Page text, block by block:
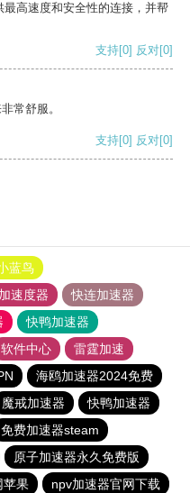
高速度和安全性的连接，并帮
支持[0] 反对[0]
常舒服。
支持[0] 反对[0]
蓝鸟
速度器
快连加速器
快鸭加速器
软件中心
雷霆加速
海鸥加速器2024免费
魔戒加速器
快鸭加速器
免费加速器steam
原子加速器永久免费版
苹果
npv加速器官网下载